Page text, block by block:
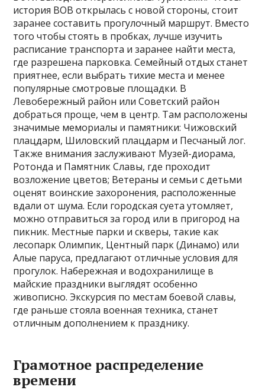
история ВОВ открылась с новой стороны, стоит
заранее составить прогулочный маршрут. Вместо
того чтобы стоять в пробках, лучше изучить
расписание транспорта и заранее найти места,
где разрешена парковка. Семейный отдых станет
приятнее, если выбрать тихие места и менее
популярные смотровые площадки. В
Левобережный район или Советский район
добраться проще, чем в центр. Там расположены
значимые мемориалы и памятники: Чижовский
плацдарм, Шиловский плацдарм и Песчаный лог.
Также внимания заслуживают Музей-диорама,
Ротонда и Памятник Славы, где проходит
возложение цветов; Ветераны и семьи с детьми
оценят воинские захоронения, расположенные
вдали от шума. Если городская суета утомляет,
можно отправиться за город или в пригород на
пикник. Местные парки и скверы, такие как
лесопарк Олимпик, Центный парк (Динамо) или
Алые паруса, предлагают отличные условия для
прогулок. Набережная и водохранилище в
майские праздники выглядят особенно
живописно. Экскурсия по местам боевой славы,
где раньше стояла военная техника, станет
отличным дополнением к празднику.
Грамотное распределение
времени